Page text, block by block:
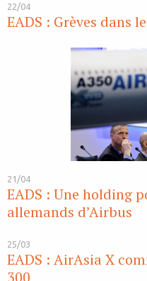
22/04
EADS : Grèves dans
21/04
EADS : Une holding
allemands d’Airbus
25/03
EADS : AirAsia X
300